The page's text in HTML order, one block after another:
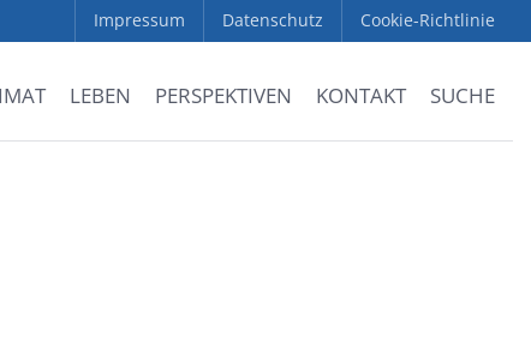
Impressum Datenschutz Cookie-Richtlinie
LEBEN PERSPEKTIVEN KONTAKT SUCHE